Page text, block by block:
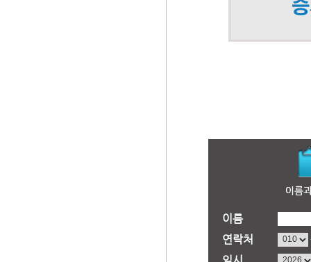
이름
연락처